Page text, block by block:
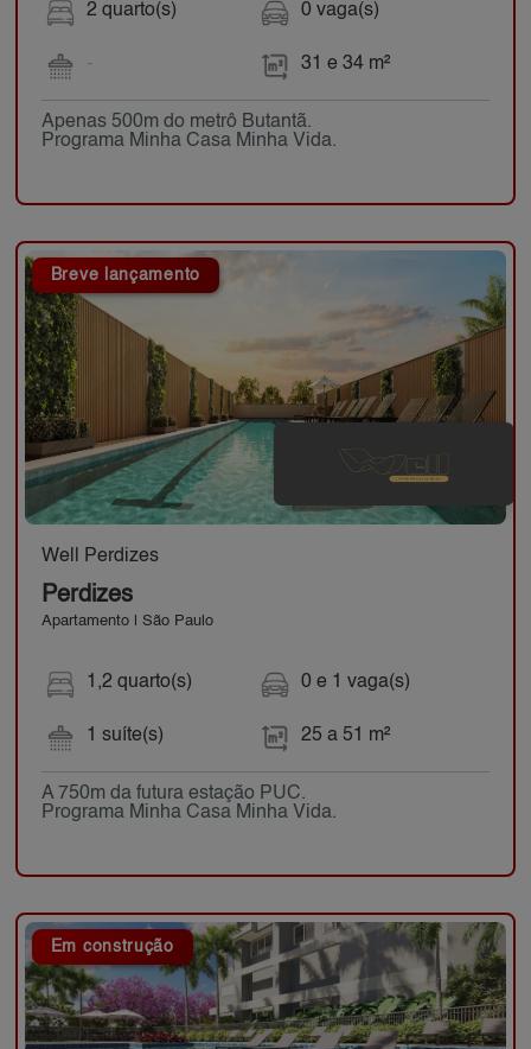
2 quarto(s)
-
0 vaga(s)
31 e 34 m²
Apenas 500m do metrô Butantã.
Programa Minha Casa Minha Vida.
Breve lançamento
Well Perdizes
Perdizes
Apartamento | São Paulo
1,2 quarto(s)
1 suíte(s)
0 e 1 vaga(s)
25 a 51 m²
A 750m da futura estação PUC.
Programa Minha Casa Minha Vida.
Em construção